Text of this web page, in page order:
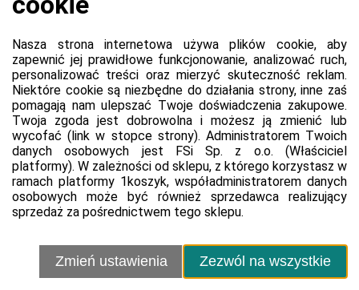
Platforma
Informacje o platformie
Regulamin dla kupujących
Polityka prywatności platformy
Zgłoś błąd lub naruszenie
Ustawienia cookie
Sprzedawca
Kontakt